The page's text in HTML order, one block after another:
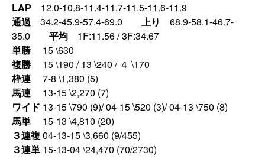
LAP 12.0-10.8-11.4-11.7-11.5-11.6-11.9
通過 34.2-45.9-57.4-69.0 上り 68.9-58.1-46.7-
35.0 平均 1F:11.56 / 3F:34.67
単勝
15 \630
複勝
15 \190 / 13 \240 / ４ \170
枠連
7-8 \1,380 (5)
馬連
13-15 \2,270 (7)
ワイド 13-15 \790 (9)/ 04-15 \520 (3)/ 04-13 \750 (8)
馬単
15-13 \4,810 (20)
３連複04-13-15 \3,660 (9/455)
３連単 15-13-04 \24,470 (70/2730)